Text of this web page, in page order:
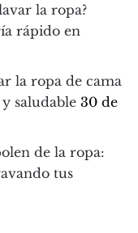
la ropa?
rápido en
la ropa de cama
saludable 30 de
de la ropa:
tus